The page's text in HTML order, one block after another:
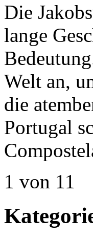
Die
lange
Welt an,
die
Portugal
1 von 11